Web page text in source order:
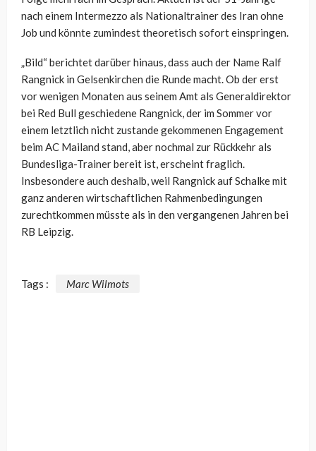
nach einem Intermezzo als Nationaltrainer des Iran ohne
Job und könnte zumindest theoretisch sofort einspringen.
„Bild“ berichtet darüber hinaus, dass auch der Name Ralf
Rangnick in Gelsenkirchen die Runde macht. Ob der erst
vor wenigen Monaten aus seinem Amt als Generaldirektor
bei Red Bull geschiedene Rangnick, der im Sommer vor
einem letztlich nicht zustande gekommenen Engagement
beim AC Mailand stand, aber nochmal zur Rückkehr als
Bundesliga-Trainer bereit ist, erscheint fraglich.
Insbesondere auch deshalb, weil Rangnick auf Schalke mit
ganz anderen wirtschaftlichen Rahmenbedingungen
zurechtkommen müsste als in den vergangenen Jahren bei
RB Leipzig.
Tags : Marc Wilmots